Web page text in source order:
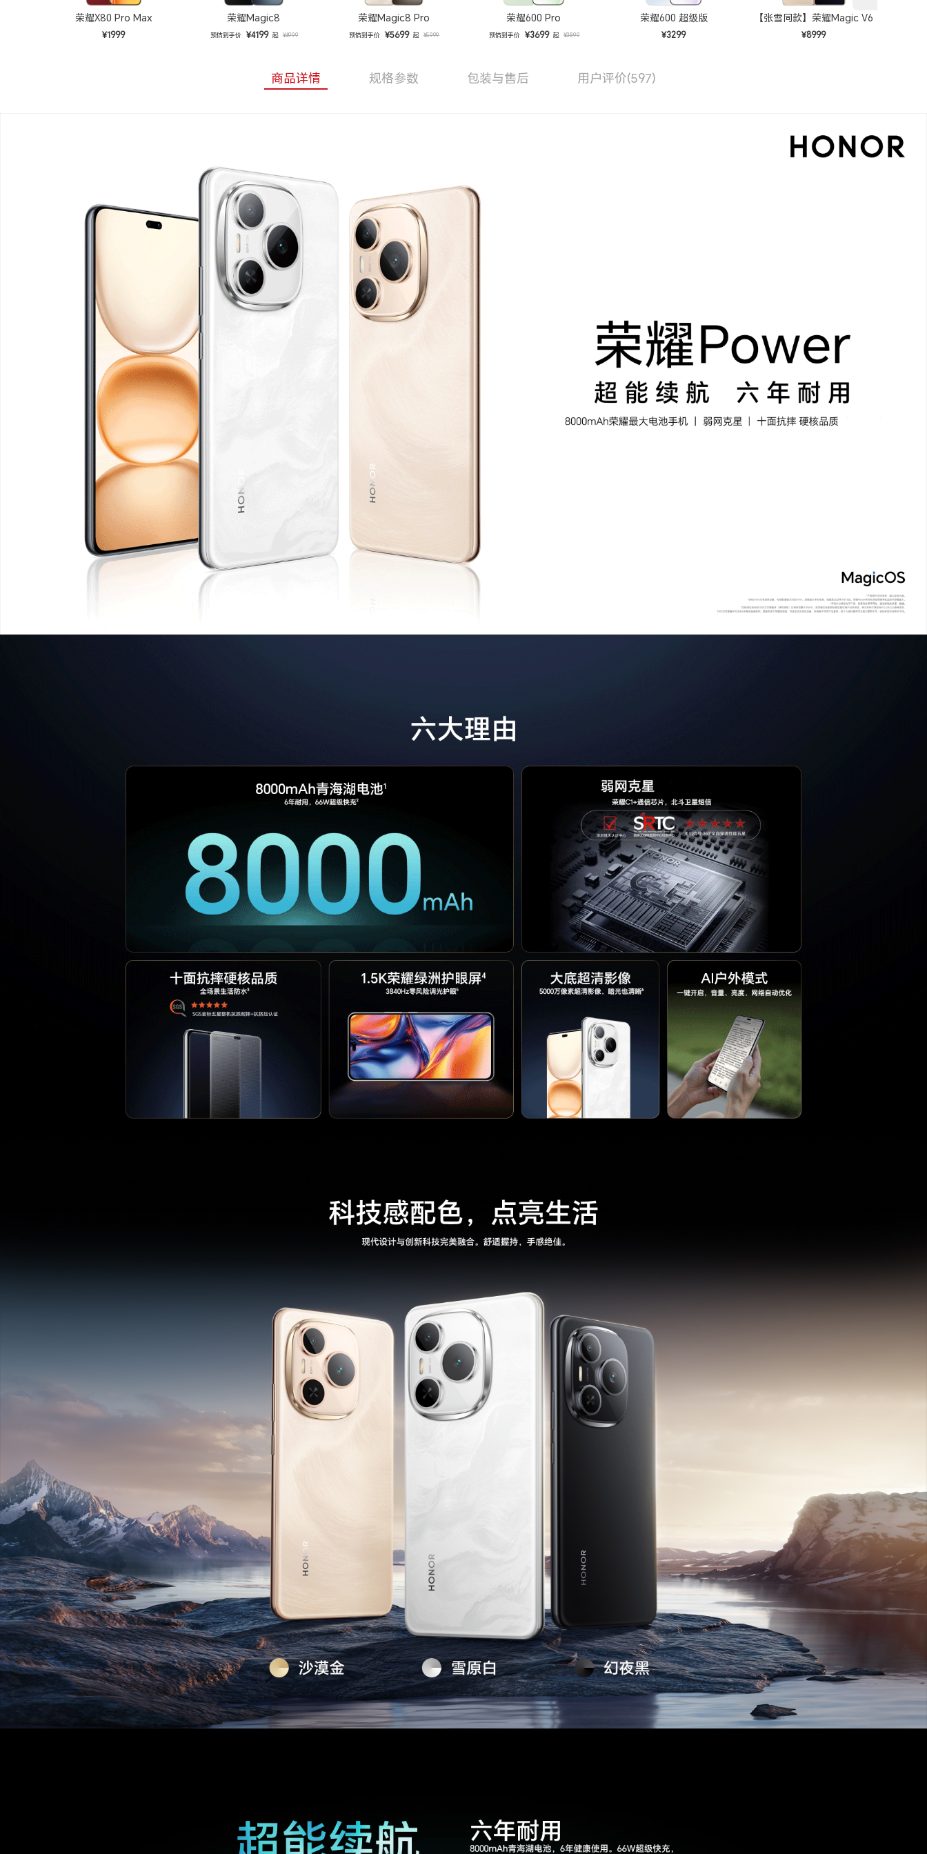
荣耀X80 Pro Max
¥1999
荣耀Magic8
预估到手价 ¥4199 起 ¥4999
荣耀Magic8 Pro
预估到手价 ¥5699 起 ¥5999
荣耀600 Pro
预估到手价 ¥3699 起 ¥3899
荣耀600 超级版
¥3299
【张雪同款】荣耀Magic V6
¥8999
商品详情 规格参数 包装与售后 用户评价(597)